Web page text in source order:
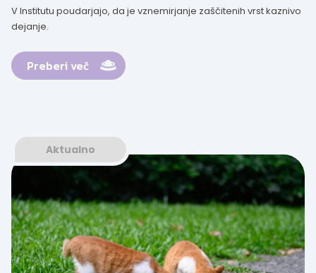
V Institutu poudarjajo, da je vznemirjanje zaščitenih vrst kaznivo
dejanje.
Preberi več
Aktualno